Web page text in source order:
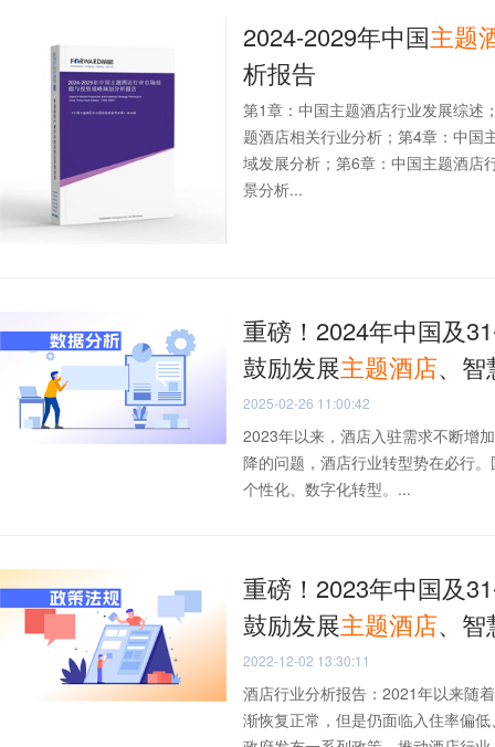
2024-2029年中国主题
析报告
第1章：中国主题酒店行业发展综述
题酒店相关行业分析；第4章：中国
域发展分析；第6章：中国主题酒店
景分析...
重磅！2024年中国及
鼓励发展主题酒店、智
2025-02-26 11:00:42
2023年以来，酒店入驻需求不断增
降的问题，酒店行业转型势在必行
个性化、数字化转型。...
重磅！2023年中国及
鼓励发展主题酒店、智
2022-12-02 13:30:11
酒店行业分析报告：2021年以来随
渐恢复正常，但是仍面临入住率偏